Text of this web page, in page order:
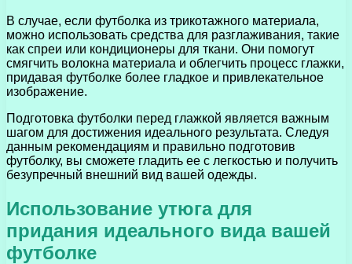
В случае, если футболка из трикотажного материала,
можно использовать средства для разглаживания, такие
как спреи или кондиционеры для ткани. Они помогут
смягчить волокна материала и облегчить процесс глажки,
придавая футболке более гладкое и привлекательное
изображение.
Подготовка футболки перед глажкой является важным
шагом для достижения идеального результата. Следуя
данным рекомендациям и правильно подготовив
футболку, вы сможете гладить ее с легкостью и получить
безупречный внешний вид вашей одежды.
Использование утюга для
придания идеального вида вашей
футболке